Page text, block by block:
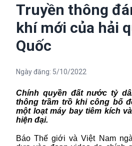
Truyền thông
khí mới của hải
Quốc
Ngày đăng: 5/10/2022
Chính quyền đất nước tỷ
thông trầm trồ khi công bố
một loạt máy bay tiêm kích
hiện đại.
Báo Thế giới và Việt Nam